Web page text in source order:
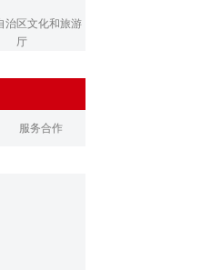
治区文化和旅游
厅
化和旅游厅
服务合作